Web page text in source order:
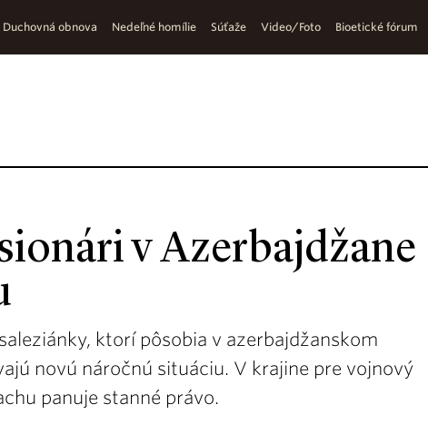
Duchovná obnova Nedeľné homílie Súťaže Video/Foto Bioetické fórum
v Azerbajdžane
ktorí pôsobia v azerbajdžanskom
novú náročnú situáciu. V krajine pre vojnový
panuje stanné právo.